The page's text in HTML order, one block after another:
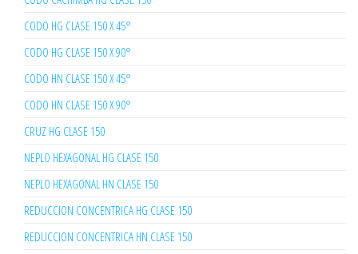
CODO HG CLASE 150 X 45°
CODO HG CLASE 150 X 90°
CODO HN CLASE 150 X 45°
CODO HN CLASE 150 X 90°
CRUZ HG CLASE 150
NEPLO HEXAGONAL HG CLASE 150
NEPLO HEXAGONAL HN CLASE 150
REDUCCION CONCENTRICA HG CLASE 150
REDUCCION CONCENTRICA HN CLASE 150